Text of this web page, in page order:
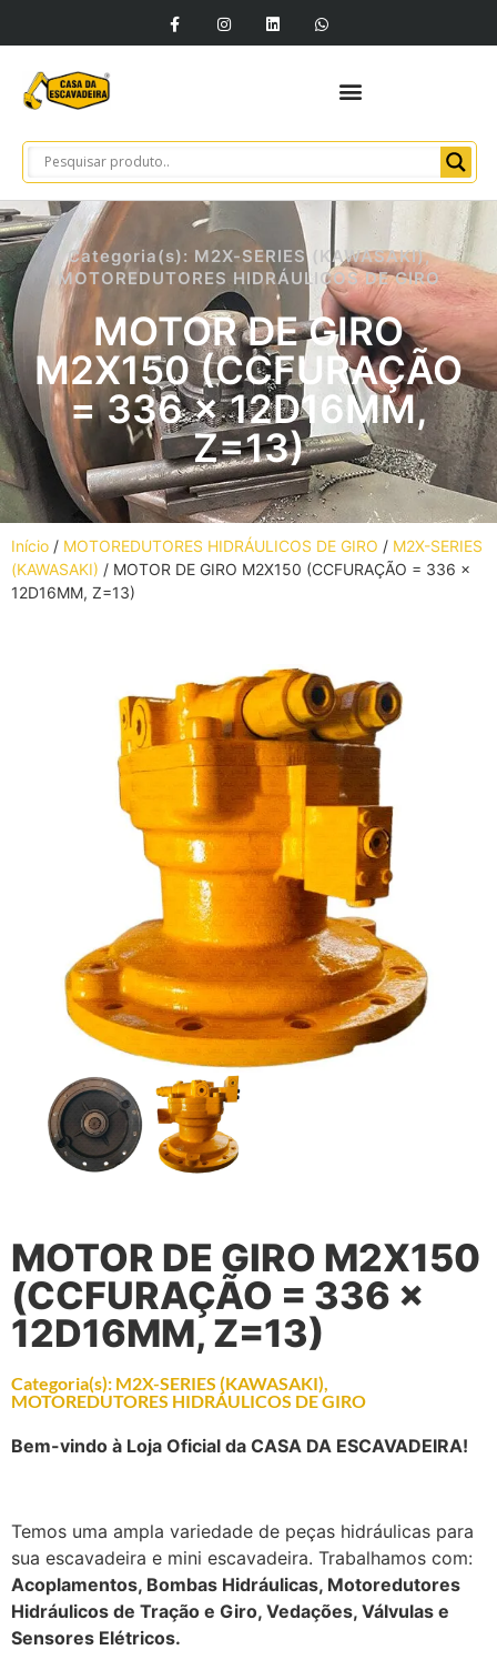
Categoria(s): M2X-SERIES (KAWASAKI),
MOTOREDUTORES HIDRÁULICOS DE GIRO
MOTOR DE GIRO
M2X150 (CCFURAÇÃO
= 336 × 12D16MM,
Z=13)
Início / MOTOREDUTORES HIDRÁULICOS DE GIRO / M2X-SERIES
(KAWASAKI) / MOTOR DE GIRO M2X150 (CCFURAÇÃO = 336 ×
12D16MM, Z=13)
MOTOR DE GIRO M2X150
(CCFURAÇÃO = 336 ×
12D16MM, Z=13)
Categoria(s): M2X-SERIES (KAWASAKI),
MOTOREDUTORES HIDRÁULICOS DE GIRO
Bem-vindo à Loja Oficial da CASA DA ESCAVADEIRA!
Temos uma ampla variedade de peças hidráulicas para
sua escavadeira e mini escavadeira. Trabalhamos com:
Acoplamentos, Bombas Hidráulicas, Motoredutores
Hidráulicos de Tração e Giro, Vedações, Válvulas e
Sensores Elétricos.